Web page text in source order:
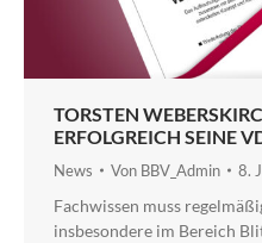
TORSTEN
ERFOLGREICH SEINE
News Von BBV_Admin 8.
Fachwissen muss
insbesondere im Bereich